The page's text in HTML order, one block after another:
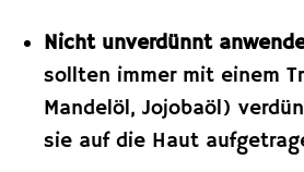
Nicht unverdünnt
sollten immer mit einem
Mandelöl, Jojobaöl)
sie auf die Haut